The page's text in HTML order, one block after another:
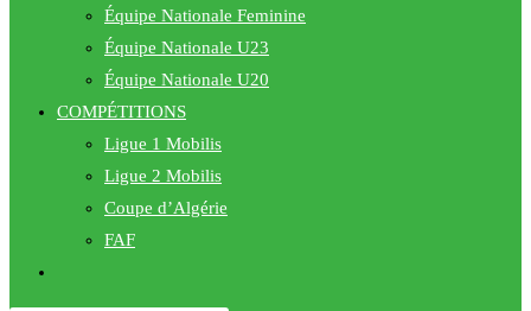
Équipe Nationale Feminine
Équipe Nationale U23
Équipe Nationale U20
COMPÉTITIONS
Ligue 1 Mobilis
Ligue 2 Mobilis
Coupe d’Algérie
FAF